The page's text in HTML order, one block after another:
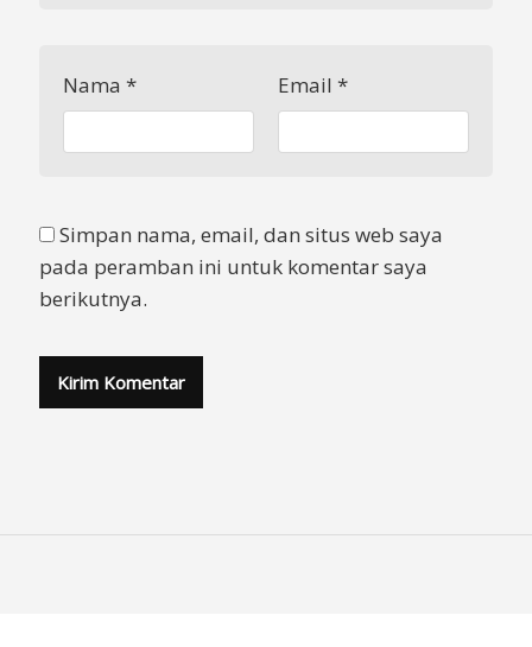
Nama * Email *
Simpan nama, email, dan situs web saya
pada peramban ini untuk komentar saya
berikutnya.